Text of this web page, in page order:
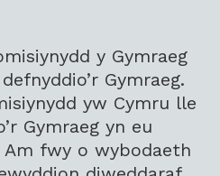
y Gymraeg
Gymraeg.
yw Cymru lle
Gymraeg yn eu
fwy o wybodaeth